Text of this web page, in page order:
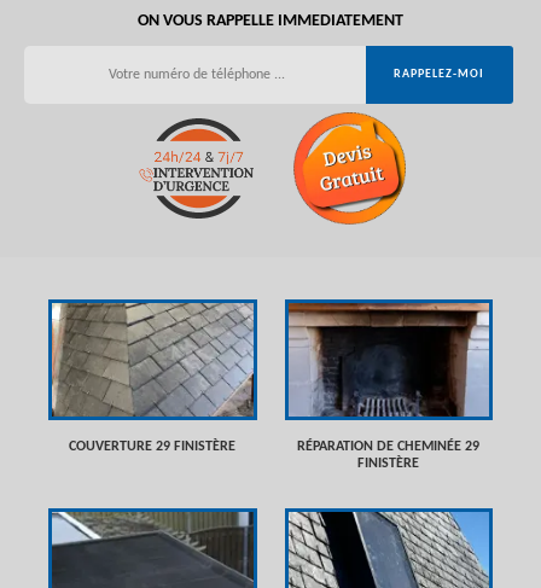
ON VOUS RAPPELLE IMMEDIATEMENT
COUVERTURE 29 FINISTÈRE
RÉPARATION DE CHEMINÉE 29
FINISTÈRE